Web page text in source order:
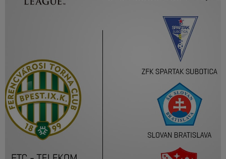
Labdarúgás
Szakosztályok
Meccscenter
Klub